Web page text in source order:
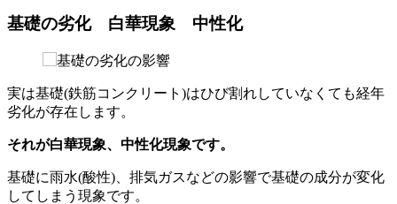
基礎の劣化 白華現象 中性化
実は基礎(鉄筋コンクリート)はひび割れしていなくても経年
劣化が存在します。
それが白華現象、中性化現象です。
基礎に雨水(酸性)、排気ガスなどの影響で基礎の成分が変化
してしまう現象です。